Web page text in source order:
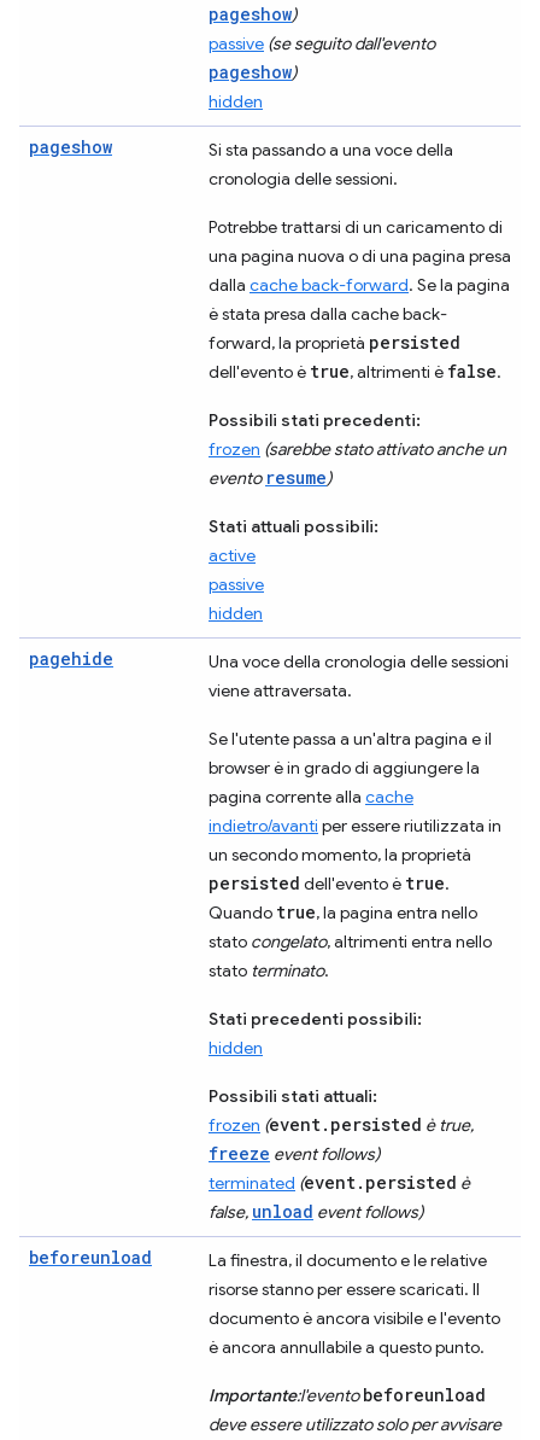
pageshow)
passive (se seguito dall'evento
pageshow)
hidden
pageshow
Si sta passando a una voce della
cronologia delle sessioni.
Potrebbe trattarsi di un caricamento di
una pagina nuova o di una pagina presa
dalla cache back-forward. Se la pagina
è stata presa dalla cache back-
forward, la proprietà persisted
dell'evento è true, altrimenti è false.
Possibili stati precedenti:
frozen (sarebbe stato attivato anche un
evento resume)
Stati attuali possibili:
active
passive
hidden
pagehide
Una voce della cronologia delle sessioni
viene attraversata.
Se l'utente passa a un'altra pagina e il
browser è in grado di aggiungere la
pagina corrente alla cache
indietro/avanti per essere riutilizzata in
un secondo momento, la proprietà
persisted dell'evento è true.
Quando true, la pagina entra nello
stato congelato, altrimenti entra nello
stato terminato.
Stati precedenti possibili:
hidden
Possibili stati attuali:
frozen (event.persisted è true,
freeze event follows)
terminated (event.persisted è
false, unload event follows)
beforeunload
La finestra, il documento e le relative
risorse stanno per essere scaricati. Il
documento è ancora visibile e l'evento
è ancora annullabile a questo punto.
Importante:l'eventobeforeunload
deve essere utilizzato solo per avvisare